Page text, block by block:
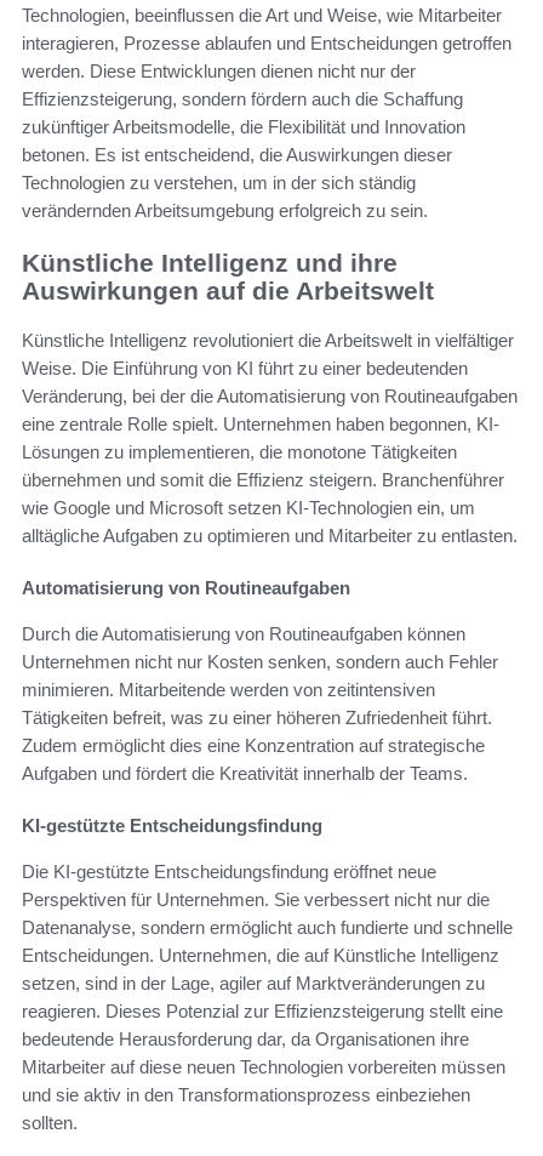
Technologien, beeinflussen die Art und Weise, wie Mitarbeiter
interagieren, Prozesse ablaufen und Entscheidungen getroffen
werden. Diese Entwicklungen dienen nicht nur der
Effizienzsteigerung, sondern fördern auch die Schaffung
zukünftiger Arbeitsmodelle, die Flexibilität und Innovation
betonen. Es ist entscheidend, die Auswirkungen dieser
Technologien zu verstehen, um in der sich ständig
verändernden Arbeitsumgebung erfolgreich zu sein.
Künstliche Intelligenz und ihre
Auswirkungen auf die Arbeitswelt
Künstliche Intelligenz revolutioniert die Arbeitswelt in vielfältiger
Weise. Die Einführung von KI führt zu einer bedeutenden
Veränderung, bei der die Automatisierung von Routineaufgaben
eine zentrale Rolle spielt. Unternehmen haben begonnen, KI-
Lösungen zu implementieren, die monotone Tätigkeiten
übernehmen und somit die Effizienz steigern. Branchenführer
wie Google und Microsoft setzen KI-Technologien ein, um
alltägliche Aufgaben zu optimieren und Mitarbeiter zu entlasten.
Automatisierung von Routineaufgaben
Durch die Automatisierung von Routineaufgaben können
Unternehmen nicht nur Kosten senken, sondern auch Fehler
minimieren. Mitarbeitende werden von zeitintensiven
Tätigkeiten befreit, was zu einer höheren Zufriedenheit führt.
Zudem ermöglicht dies eine Konzentration auf strategische
Aufgaben und fördert die Kreativität innerhalb der Teams.
KI-gestützte Entscheidungsfindung
Die KI-gestützte Entscheidungsfindung eröffnet neue
Perspektiven für Unternehmen. Sie verbessert nicht nur die
Datenanalyse, sondern ermöglicht auch fundierte und schnelle
Entscheidungen. Unternehmen, die auf Künstliche Intelligenz
setzen, sind in der Lage, agiler auf Marktveränderungen zu
reagieren. Dieses Potenzial zur Effizienzsteigerung stellt eine
bedeutende Herausforderung dar, da Organisationen ihre
Mitarbeiter auf diese neuen Technologien vorbereiten müssen
und sie aktiv in den Transformationsprozess einbeziehen
sollten.